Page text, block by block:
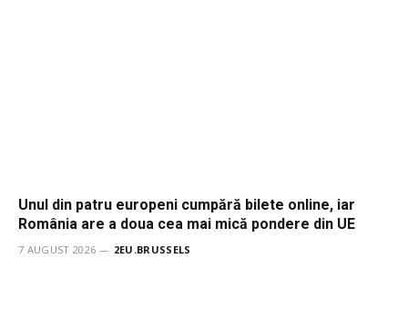
Unul din patru europeni cumpără bilete online, iar
România are a doua cea mai mică pondere din UE
7 AUGUST 2026 2EU.BRUSSELS